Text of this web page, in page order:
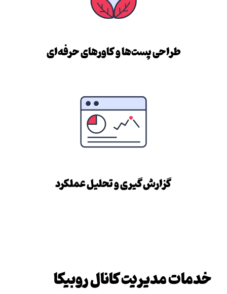
طراحی پست‌ها و کاورهای حرفه‌ای
گزارش‌گیری و تحلیل عملکرد
خدمات مدیریت کانال روبیکا